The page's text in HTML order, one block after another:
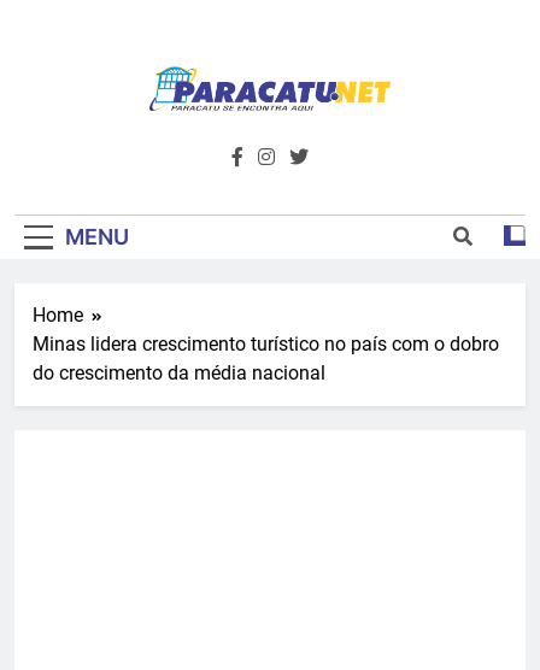
Paracatu.net –
Notícias E
Primeiro Do
Noroeste De
além de tudo sobre esportes e
MENU
Home
Minas lidera crescimento turístico no país com o dobro
do crescimento da média nacional